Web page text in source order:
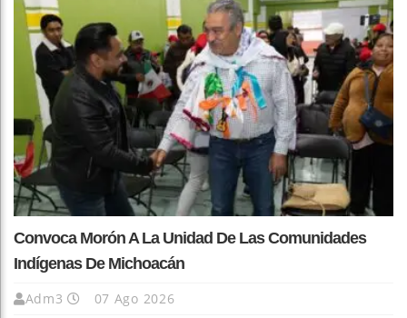
Convoca Morón A La Unidad De Las Comunidades
Indígenas De Michoacán
Adm3 07 Ago 2026